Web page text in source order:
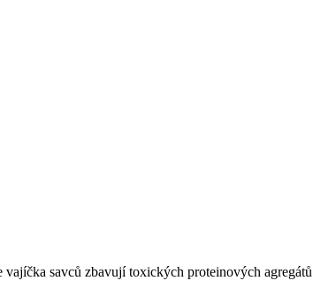
savců zbavují toxických proteinových agregátů